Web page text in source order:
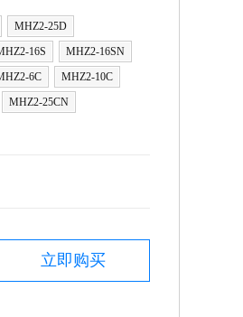
MHZ2-25D
16S
MHZ2-16SN
6C
MHZ2-10C
MHZ2-25CN
立即购买